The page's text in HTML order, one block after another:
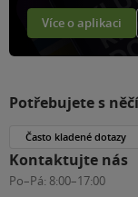
Více o aplikaci
Potřebujete s
Často kladené dotazy
Kontaktujte nás
Po–Pá: 8:00–17:00